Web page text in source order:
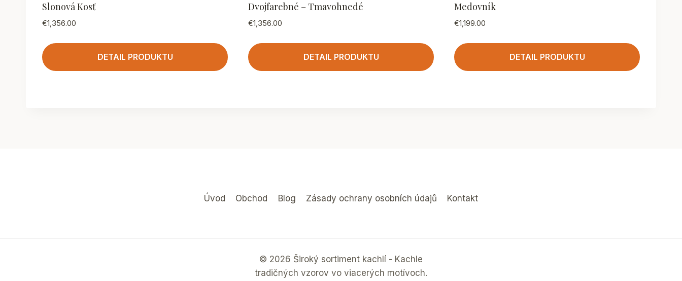
Slonová Kosť
€1,356.00
DETAIL PRODUKTU
Dvojfarebné – Tmavohnedé
€1,356.00
DETAIL PRODUKTU
Medovník
€1,199.00
DETAIL PRODUKTU
Úvod Obchod Blog Zásady ochrany osobních údajů Kontakt
© 2026 Široký sortiment kachlí - Kachle
tradičných vzorov vo viacerých motívoch.